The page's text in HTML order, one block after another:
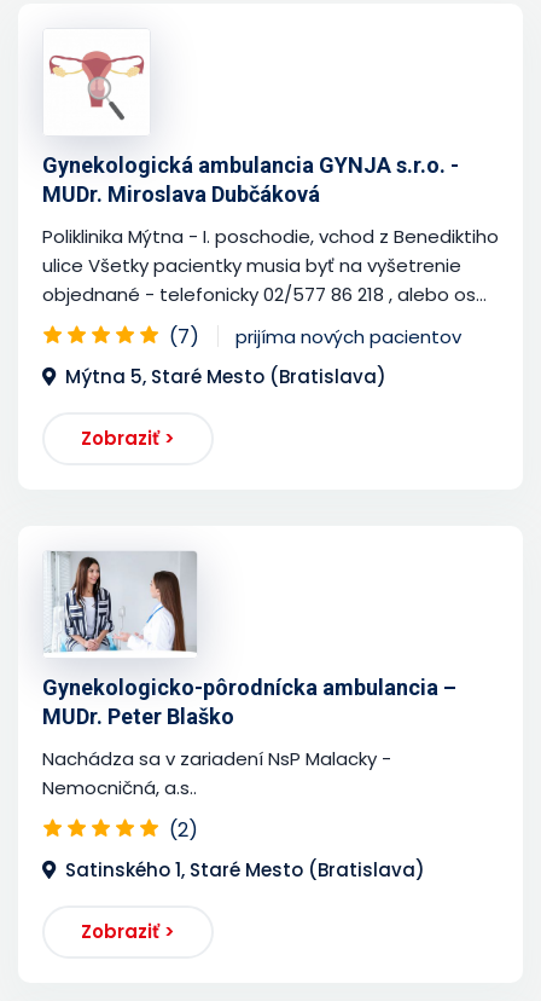
Gynekologická ambulancia GYNJA s.r.o. -
MUDr. Miroslava Dubčáková
Poliklinika Mýtna - I. poschodie, vchod z Benediktiho
ulice Všetky pacientky musia byť na vyšetrenie
objednané - telefonicky 02/577 86 218 , alebo os...
(7)
prijíma nových pacientov
Mýtna 5, Staré Mesto (Bratislava)
Zobraziť >
Gynekologicko-pôrodnícka ambulancia –
MUDr. Peter Blaško
Nachádza sa v zariadení NsP Malacky -
Nemocničná, a.s..
(2)
Satinského 1, Staré Mesto (Bratislava)
Zobraziť >